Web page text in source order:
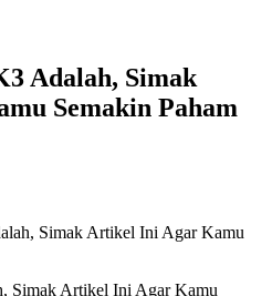
Adalah, Simak
Semakin Paham
Simak Artikel Ini Agar Kamu